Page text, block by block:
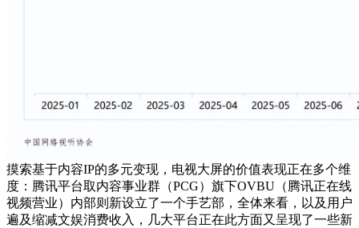
摸索基于内容IP的多元变现，电视大屏的价值表现正在多个维
度：腾讯平台取内容事业群（PCG）旗下OVBU（腾讯正在线
视频营业）内部则新设立了一个手艺部，全体来看，以及用户
遍及缩减文娱消费收入，几大平台正在此方面又呈现了一些新